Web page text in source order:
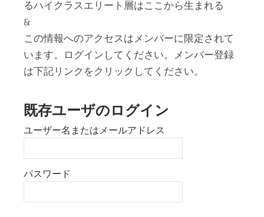
るハイクラスエリート層はここから生まれる
&
この情報へのアクセスはメンバーに限定されて
います。ログインしてください。メンバー登録
は下記リンクをクリックしてください。
既存ユーザのログイン
ユーザー名またはメールアドレス
パスワード